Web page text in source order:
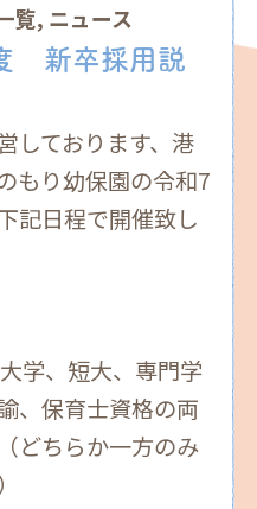
覧, ニュース
新卒採用説
しております、港
もり幼保園の令和7
記日程で開催致し
学、短大、専門学
、保育士資格の両
どちらか一方のみ